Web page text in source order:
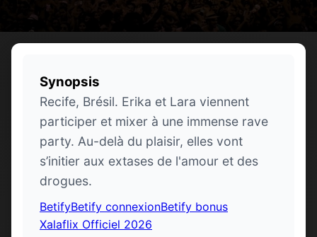
Synopsis
Recife, Brésil. Erika et Lara viennent
participer et mixer à une immense rave
party. Au-delà du plaisir, elles vont
s’initier aux extases de l'amour et des
drogues.
BetifyBetify connexionBetify bonus
Xalaflix Officiel 2026